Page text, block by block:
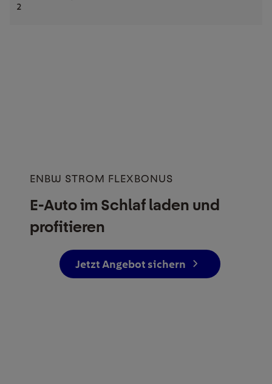
2
ENBW STROM FLEXBONUS
E-Auto im Schlaf laden und
profitieren
Jetzt Angebot sichern